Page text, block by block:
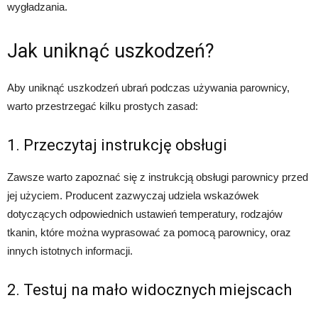
wygładzania.
Jak uniknąć uszkodzeń?
Aby uniknąć uszkodzeń ubrań podczas używania parownicy,
warto przestrzegać kilku prostych zasad:
1. Przeczytaj instrukcję obsługi
Zawsze warto zapoznać się z instrukcją obsługi parownicy przed
jej użyciem. Producent zazwyczaj udziela wskazówek
dotyczących odpowiednich ustawień temperatury, rodzajów
tkanin, które można wyprasować za pomocą parownicy, oraz
innych istotnych informacji.
2. Testuj na mało widocznych miejscach